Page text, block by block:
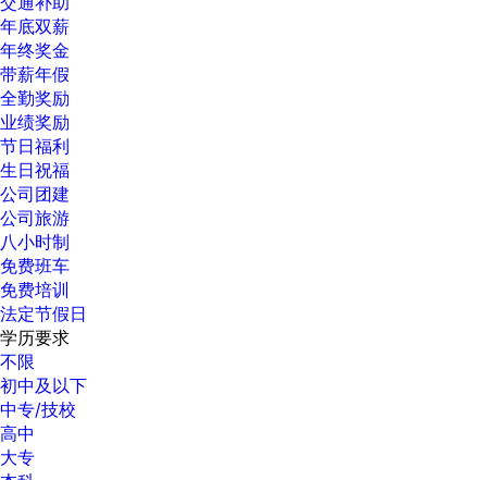
年底双薪
年终奖金
带薪年假
全勤奖励
业绩奖励
节日福利
生日祝福
公司团建
公司旅游
八小时制
免费班车
免费培训
法定节假日
学历要求
不限
初中及以下
中专/技校
高中
大专